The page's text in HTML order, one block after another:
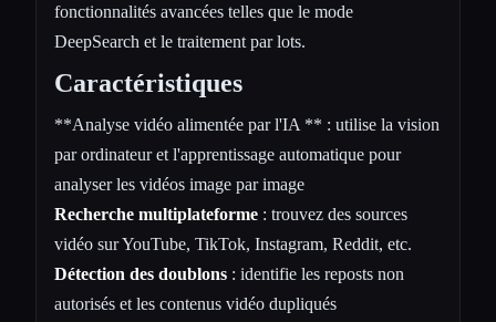
fonctionnalités avancées telles que le mode
DeepSearch et le traitement par lots.
Caractéristiques
**Analyse vidéo alimentée par l'IA ** : utilise la vision
par ordinateur et l'apprentissage automatique pour
analyser les vidéos image par image
Recherche multiplateforme : trouvez des sources
vidéo sur YouTube, TikTok, Instagram, Reddit, etc.
Détection des doublons : identifie les reposts non
autorisés et les contenus vidéo dupliqués